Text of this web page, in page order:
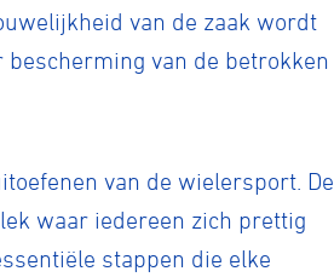
van de zaak wordt
van de betrokken
van de wielersport. De
waar iedereen zich prettig
stappen die elke